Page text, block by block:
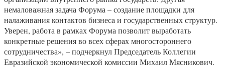
немаловажная задача Форума – создание площадки для
налаживания контактов бизнеса и государственных структур.
Уверен, работа в рамках Форума позволит выработать
конкретные решения во всех сферах многостороннего
сотрудничества», – подчеркнул Председатель Коллегии
Евразийской экономической комиссии Михаил Мясникович.